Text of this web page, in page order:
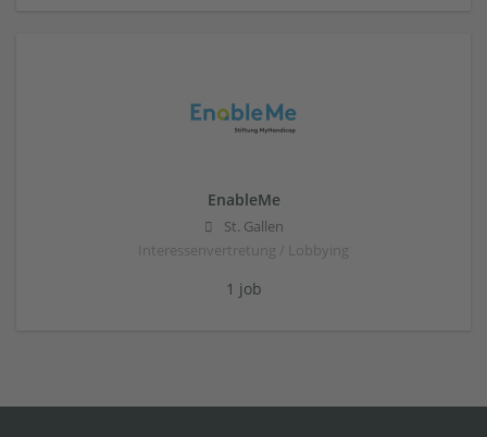
EnableMe
St. Gallen
Interessenvertretung / Lobbying
1 job